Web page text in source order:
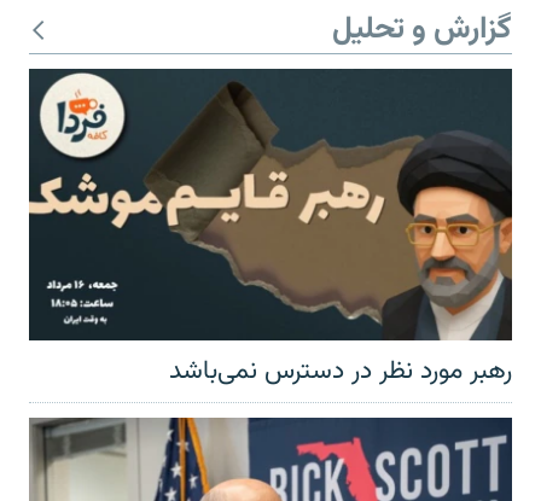
گزارش و تحلیل
رهبر مورد نظر در دسترس نمی‌باشد